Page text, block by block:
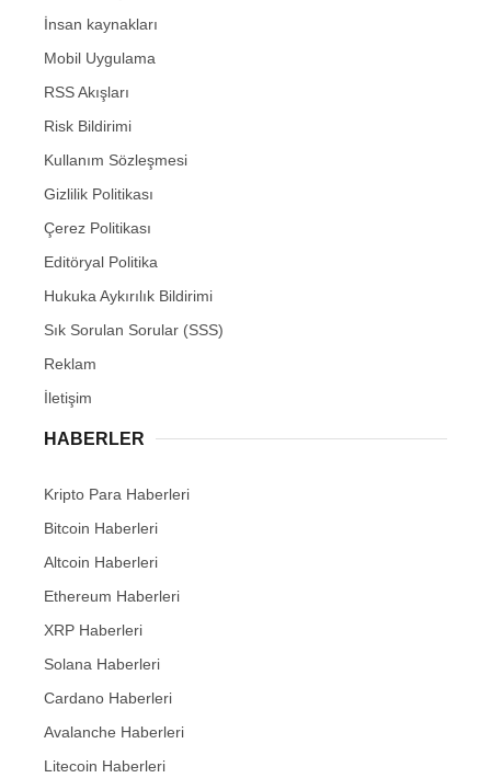
İnsan kaynakları
Mobil Uygulama
RSS Akışları
Risk Bildirimi
Kullanım Sözleşmesi
Gizlilik Politikası
Çerez Politikası
Editöryal Politika
Hukuka Aykırılık Bildirimi
Sık Sorulan Sorular (SSS)
Reklam
İletişim
HABERLER
Kripto Para Haberleri
Bitcoin Haberleri
Altcoin Haberleri
Ethereum Haberleri
XRP Haberleri
Solana Haberleri
Cardano Haberleri
Avalanche Haberleri
Litecoin Haberleri